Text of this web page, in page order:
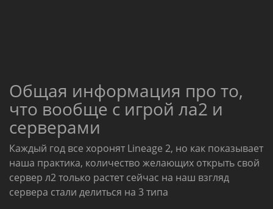
Общая информация про то,
что вообще с игрой ла2 и
серверами
Каждый год все хоронят Lineage 2, но как показывает
наша практика, количество желающих открыть свой
сервер л2 только растет сейчас на наш взгляд
сервера стали делиться на 3 типа